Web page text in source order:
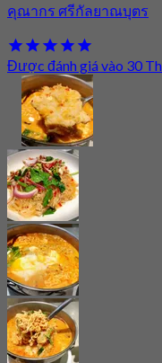
คุณากร ศรีกัลยาณบุตร
Được đánh giá vào 30